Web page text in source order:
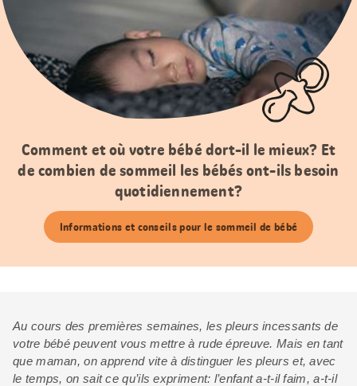
Comment et où votre bébé dort-il le mieux? Et
de combien de sommeil les bébés ont-ils besoin
quotidiennement?
Informations et conseils pour le sommeil de bébé
Au cours des premières semaines, les pleurs incessants de
votre bébé peuvent vous mettre à rude épreuve. Mais en tant
que maman, on apprend vite à distinguer les pleurs et, avec
le temps, on sait ce qu’ils expriment: l’enfant a-t-il faim, a-t-il